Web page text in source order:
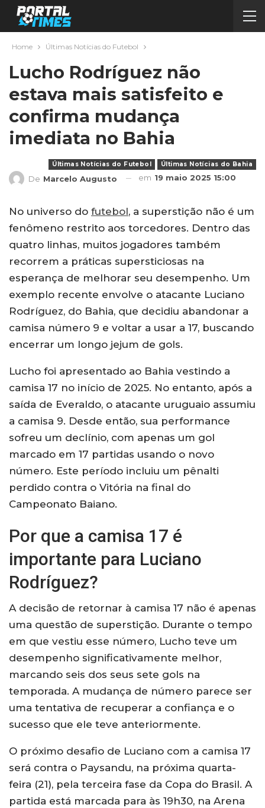
Home Últimas Notícias do Futebol
Lucho Rodríguez não
estava mais satisfeito e
confirma mudança
imediata no Bahia
Últimas Notícias do Futebol Últimas Notícias do Bahia
De Marcelo Augusto em 19 maio 2025 15:00
No universo do futebol, a superstição não é um
fenômeno restrito aos torcedores. Dentro das
quatro linhas, muitos jogadores também
recorrem a práticas supersticiosas na
esperança de melhorar seu desempenho. Um
exemplo recente envolve o atacante Luciano
Rodríguez, do Bahia, que decidiu abandonar a
camisa número 9 e voltar a usar a 17, buscando
encerrar um longo jejum de gols.
Lucho foi apresentado ao Bahia vestindo a
camisa 17 no início de 2025. No entanto, após a
saída de Everaldo, o atacante uruguaio assumiu
a camisa 9. Desde então, sua performance
sofreu um declínio, com apenas um gol
marcado em 17 partidas usando o novo
número. Este período incluiu um pênalti
perdido contra o Vitória na final do
Campeonato Baiano.
Por que a camisa 17 é
importante para Luciano
Rodríguez?
A decisão de retornar à camisa 17 não é apenas
uma questão de superstição. Durante o tempo
em que vestiu esse número, Lucho teve um
desempenho significativamente melhor,
marcando seis dos seus sete gols na
temporada. A mudança de número parece ser
uma tentativa de recuperar a confiança e o
sucesso que ele teve anteriormente.
O próximo desafio de Luciano com a camisa 17
será contra o Paysandu, na próxima quarta-
feira (21), pela terceira fase da Copa do Brasil. A
partida está marcada para às 19h30, na Arena